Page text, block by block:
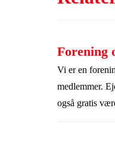
Forening
Vi er en
medlemmer.
også gratis